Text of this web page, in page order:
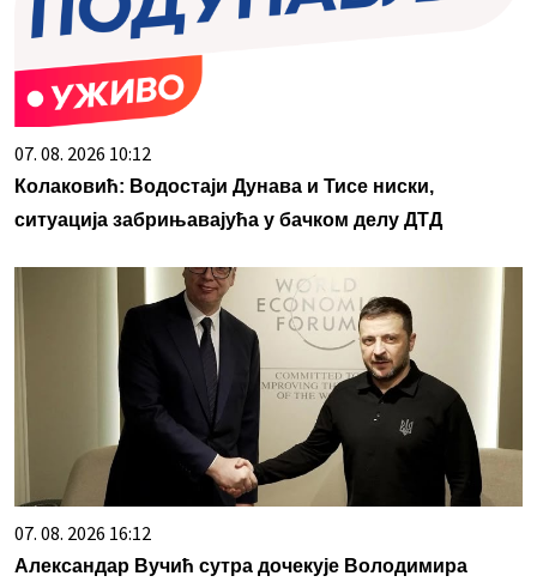
07. 08. 2026 10:12
Колаковић: Водостаји Дунава и Тисе ниски,
ситуација забрињавајућа у бачком делу ДТД
07. 08. 2026 16:12
Александар Вучић сутра дочекује Володимира